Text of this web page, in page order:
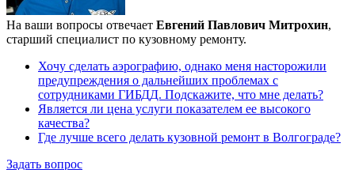
На ваши вопросы отвечает Евгений Павлович Митрохин,
старший специалист по кузовному ремонту.
Хочу сделать аэрографию, однако меня насторожили
предупреждения о дальнейших проблемах с
сотрудниками ГИБДД. Подскажите, что мне делать?
Является ли цена услуги показателем ее высокого
качества?
Где лучше всего делать кузовной ремонт в Волгограде?
Задать вопрос